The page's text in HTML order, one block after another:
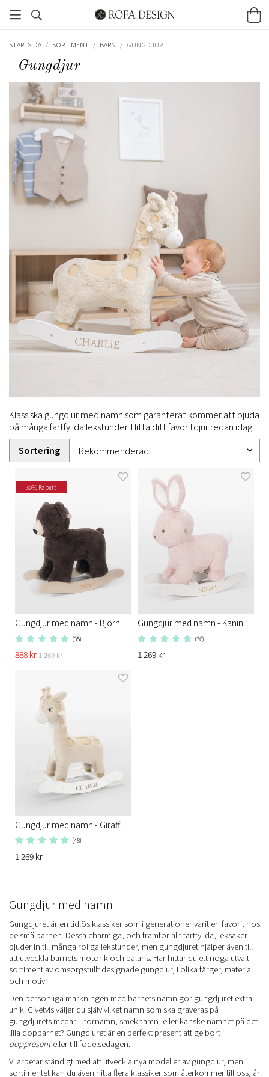
STARTSIDA / SORTIMENT / BARN / GUNGDJUR
Gungdjur
Klassiska gungdjur med namn som garanterat kommer att bjuda
på många fartfyllda lekstunder. Hitta ditt favoritdjur redan idag!
Sortering
30% Rabatt
Gungdjur med namn - Björn
(35)
888 kr1 269 kr
Gungdjur med namn - Kanin
(36)
1 269 kr
Gungdjur med namn - Giraff
(48)
1 269 kr
Gungdjur med namn
Gungdjuret är en tidlös klassiker som i generationer varit en favorit hos
de små barnen. Dessa charmiga, och framför allt fartfyllda, leksaker
bjuder in till många roliga lekstunder, men gungdjuret hjälper även till
att utveckla barnets motorik och balans. Här hittar du ett noga utvalt
sortiment av omsorgsfullt designade gungdjur, i olika färger, material
och motiv.
Den personliga märkningen med barnets namn gör gungdjuret extra
unik. Givetvis väljer du själv vilket namn som ska graveras på
gungdjurets medar – förnamn, smeknamn, eller kanske namnet på det
lilla dopbarnet? Gungdjuret är en perfekt present att ge bort i
doppresenteller till födelsedagen.
Vi arbetar ständigt med att utveckla nya modeller av gungdjur, men i
sortimentet kan du även hitta flera klassiker som återkommer till oss, år